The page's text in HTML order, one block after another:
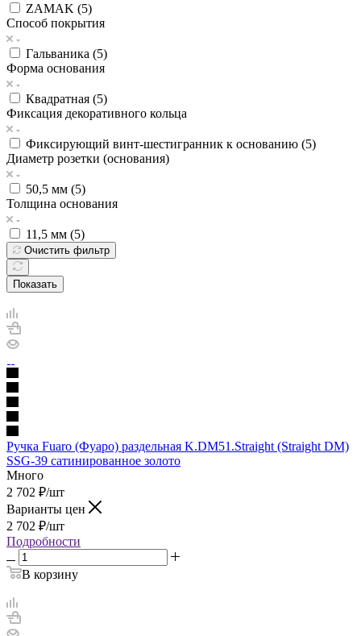
ZAMAK (5)
Способ покрытия
Гальваника (5)
Форма основания
Квадратная (5)
Фиксация декоративного кольца
Фиксирующий винт-шестигранник к основанию (5)
Диаметр розетки (основания)
50,5 мм (5)
Толщина основания
11,5 мм (5)
Очистить фильтр
Показать
Ручка Fuaro (Фуаро) раздельная K.DM51.Straight (Straight DM)
SSG-39 сатинированное золото
Много
2 702 ₽/шт
Варианты цен
2 702 ₽/шт
Подробности
В корзину